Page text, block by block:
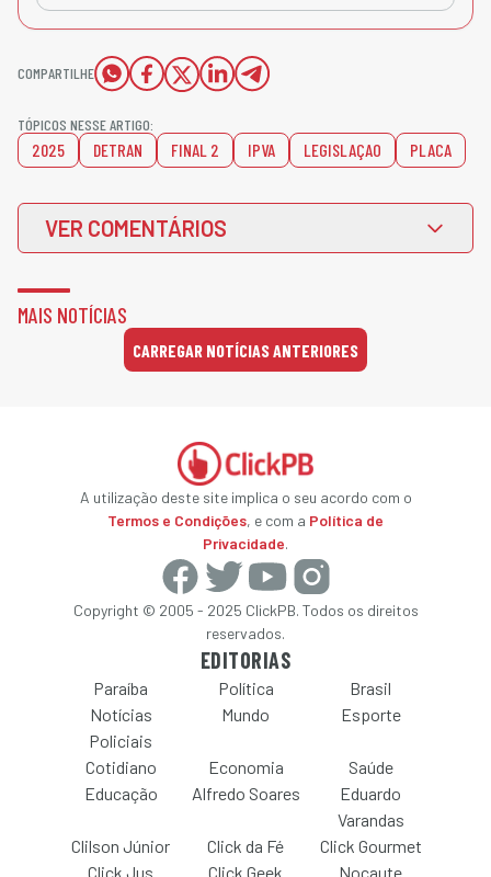
COMPARTILHE
TÓPICOS NESSE ARTIGO:
2025 DETRAN FINAL 2 IPVA LEGISLAÇAO PLACA
VER COMENTÁRIOS
MAIS NOTÍCIAS
CARREGAR NOTÍCIAS ANTERIORES
A utilização deste site implica o seu acordo com o
Termos e Condições, e com a Política de
Privacidade.
Copyright © 2005 - 2025 ClickPB. Todos os direitos
reservados.
EDITORIAS
Paraíba Política
Brasil
Notícias
Policiais
Mundo Esporte
Cotidiano Economia
Saúde
Educação
Alfredo Soares
Eduardo
Varandas
Clilson Júnior
Click da Fé
Click Gourmet
Click Jus
Click Geek Nocaute